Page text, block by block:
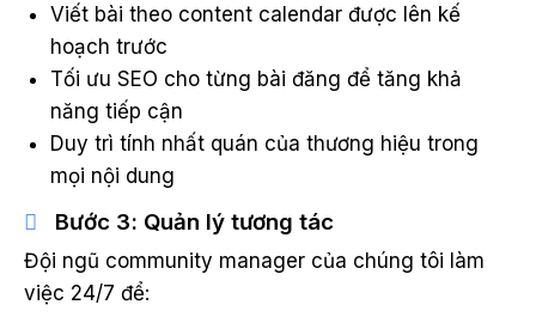
Viết bài theo content calendar được lên kế
hoạch trước
Tối ưu SEO cho từng bài đăng để tăng khả
năng tiếp cận
Duy trì tính nhất quán của thương hiệu trong
mọi nội dung
Bước 3: Quản lý tương tác
Đội ngũ community manager của chúng tôi làm
việc 24/7 để: